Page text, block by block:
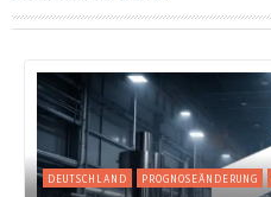
DEUTSCHLAND PROGNOSEÄNDERUNG